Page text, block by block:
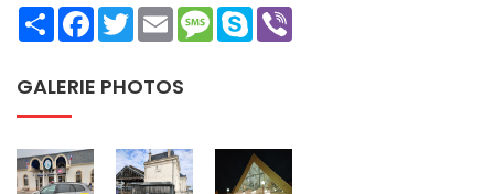
ShareFacebookTwitterEmailMessage
Skype
GALERIE PHOTOS